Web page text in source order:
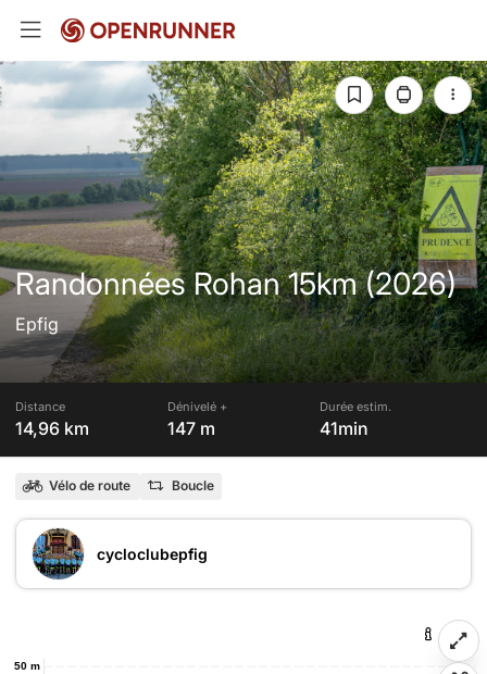
Randonnées Rohan 15km (2026)
Epfig
Distance
14,96 km
Dénivelé +
147 m
Durée estim.
41min
Vélo de route Boucle
cycloclubepfig
50 m